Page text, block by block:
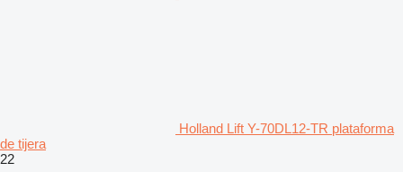
Holland Lift Y-70DL12-TR plataforma
de tijera
22